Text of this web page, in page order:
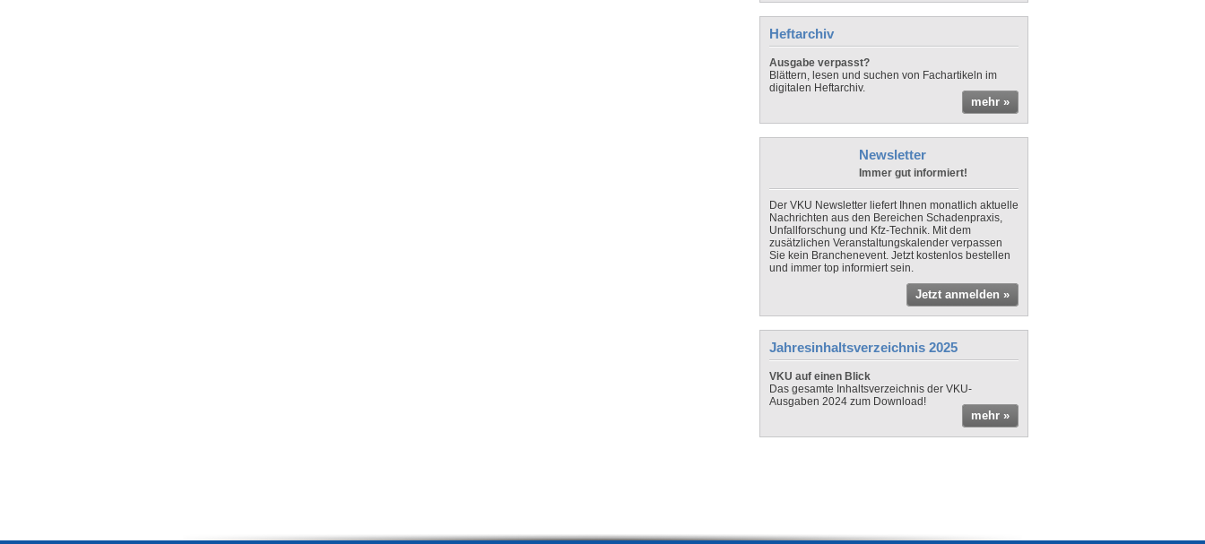
Heftarchiv
Ausgabe verpasst?
Blättern, lesen und suchen von Fachartikeln im
digitalen Heftarchiv.
mehr »
Newsletter
Immer gut informiert!
Der VKU Newsletter liefert Ihnen monatlich aktuelle
Nachrichten aus den Bereichen Schadenpraxis,
Unfallforschung und Kfz-Technik. Mit dem
zusätzlichen Veranstaltungskalender verpassen
Sie kein Branchenevent. Jetzt kostenlos bestellen
und immer top informiert sein.
Jetzt anmelden »
Jahresinhaltsverzeichnis 2025
VKU auf einen Blick
Das gesamte Inhaltsverzeichnis der VKU-
Ausgaben 2024 zum Download!
mehr »